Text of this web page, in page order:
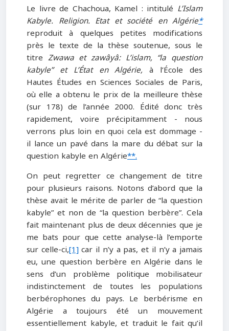
Le livre de Chachoua, Kamel : intitulé L’Islam
Kabyle. Religion. Etat et société en Algérie*
reproduit à quelques petites modifications
près le texte de la thèse soutenue, sous le
titre Zwawa et zawâyâ: L’islam, “la question
kabyle” et L’État en Algérie, à l’École des
Hautes Études en Sciences Sociales de Paris,
où elle a obtenu le prix de la meilleure thèse
(sur 178) de l’année 2000. Édité donc très
rapidement, voire précipitamment - nous
verrons plus loin en quoi cela est dommage -
il lance un pavé dans la mare du débat sur la
question kabyle en Algérie**.
On peut regretter ce changement de titre
pour plusieurs raisons. Notons d’abord que la
thèse avait le mérite de parler de “la question
kabyle” et non de “la question berbère”. Cela
fait maintenant plus de deux décennies que je
me bats pour que cette analyse-là l’emporte
sur celle-ci,[1]car il n’y a pas, et il n’y a jamais
eu, une question berbère en Algérie dans le
sens d’un problème politique mobilisateur
indistinctement de toutes les populations
berbérophones du pays. Le berbérisme en
Algérie a toujours été un mouvement
essentiellement kabyle, et traduit le fait qu’il